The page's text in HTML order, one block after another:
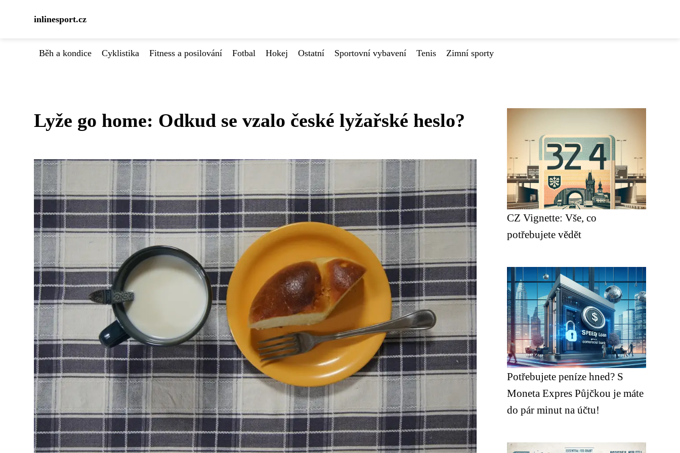
inlinesport.cz
Běh a kondice Cyklistika Fitness a posilování Fotbal Hokej Ostatní Sportovní vybavení Tenis Zimní sporty
Lyže go home: Odkud se vzalo české lyžařské heslo?
CZ Vignette: Vše, co
potřebujete vědět
Potřebujete peníze hned? S
Moneta Expres Půjčkou je máte
do pár minut na účtu!